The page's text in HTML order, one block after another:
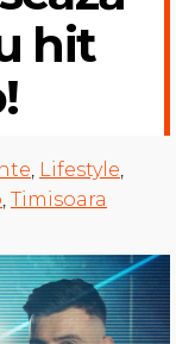
hit
, Lifestyle,
, Timisoara